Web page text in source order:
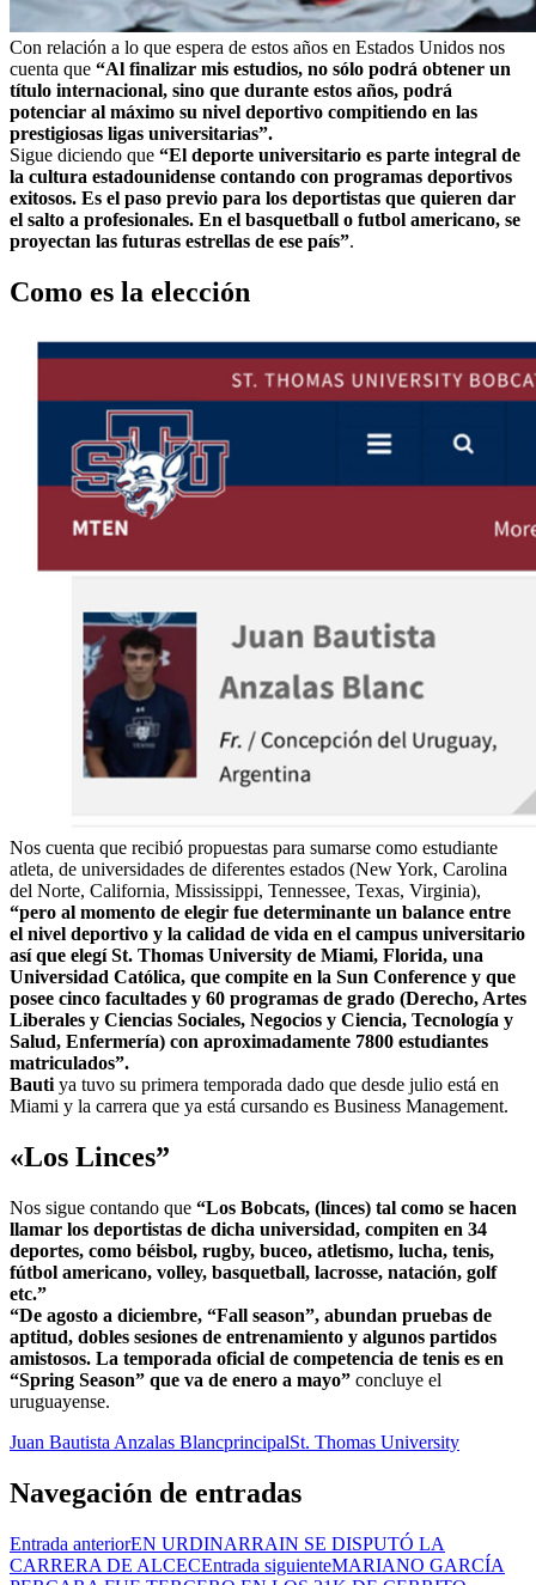
Con relación a lo que espera de estos años en Estados Unidos nos
cuenta que “Al finalizar mis estudios, no sólo podrá obtener un
título internacional, sino que durante estos años, podrá
potenciar al máximo su nivel deportivo compitiendo en las
prestigiosas ligas universitarias”.
Sigue diciendo que “El deporte universitario es parte integral de
la cultura estadounidense contando con programas deportivos
exitosos. Es el paso previo para los deportistas que quieren dar
el salto a profesionales. En el basquetball o futbol americano, se
proyectan las futuras estrellas de ese país”.
Como es la elección
Nos cuenta que recibió propuestas para sumarse como estudiante
atleta, de universidades de diferentes estados (New York, Carolina
del Norte, California, Mississippi, Tennessee, Texas, Virginia),
“pero al momento de elegir fue determinante un balance entre
el nivel deportivo y la calidad de vida en el campus universitario
así que elegí St. Thomas University de Miami, Florida, una
Universidad Católica, que compite en la Sun Conference y que
posee cinco facultades y 60 programas de grado (Derecho, Artes
Liberales y Ciencias Sociales, Negocios y Ciencia, Tecnología y
Salud, Enfermería) con aproximadamente 7800 estudiantes
matriculados”.
Bauti ya tuvo su primera temporada dado que desde julio está en
Miami y la carrera que ya está cursando es Business Management.
«Los Linces”
Nos sigue contando que “Los Bobcats, (linces) tal como se hacen
llamar los deportistas de dicha universidad, compiten en 34
deportes, como béisbol, rugby, buceo, atletismo, lucha, tenis,
fútbol americano, volley, basquetball, lacrosse, natación, golf
etc.”
“De agosto a diciembre, “Fall season”, abundan pruebas de
aptitud, dobles sesiones de entrenamiento y algunos partidos
amistosos. La temporada oficial de competencia de tenis es en
“Spring Season” que va de enero a mayo” concluye el
uruguayense.
Juan Bautista Anzalas BlancprincipalSt. Thomas University
Navegación de entradas
Entrada anteriorEN URDINARRAIN SE DISPUTÓ LA
CARRERA DE ALCECEntrada siguienteMARIANO GARCÍA